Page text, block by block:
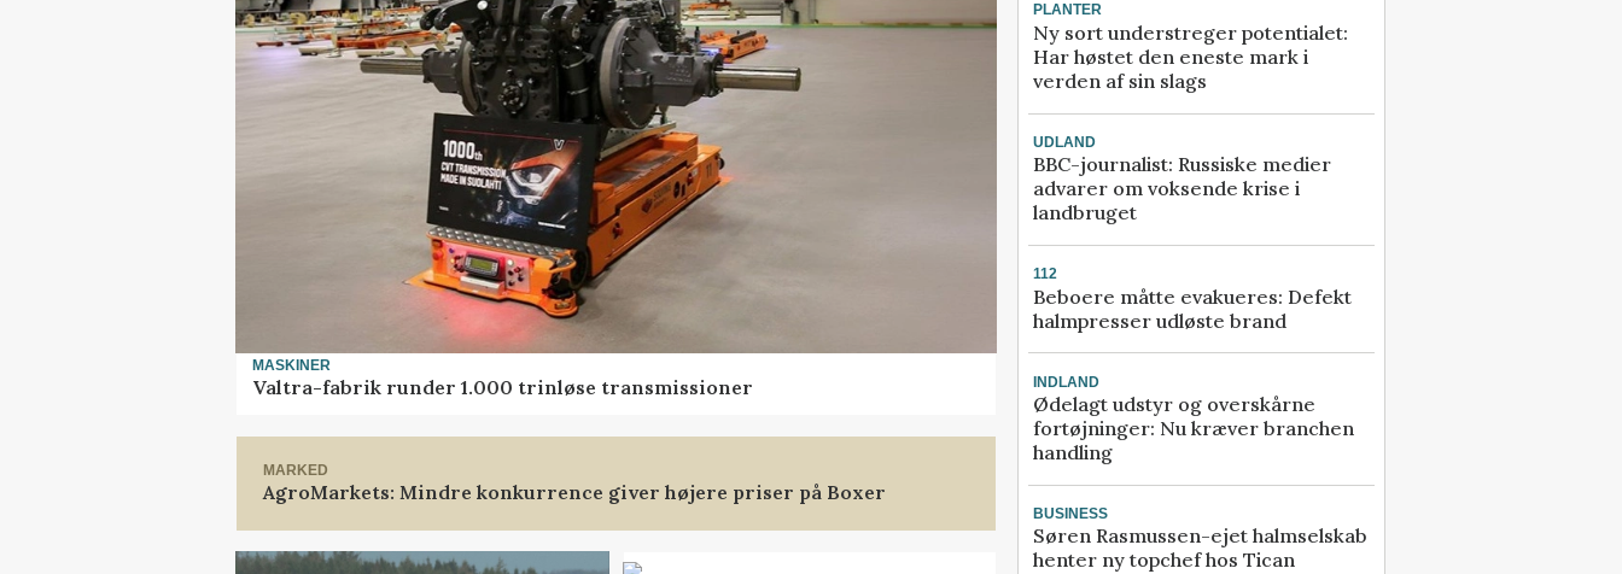
MASKINER
Valtra-fabrik runder 1.000 trinløse transmissioner
MARKED
AgroMarkets: Mindre konkurrence giver højere priser på Boxer
PLANTER
Ny sort understreger potentialet:
Har høstet den eneste mark i
verden af sin slags
UDLAND
BBC-journalist: Russiske medier
advarer om voksende krise i
landbruget
112
Beboere måtte evakueres: Defekt
halmpresser udløste brand
INDLAND
Ødelagt udstyr og overskårne
fortøjninger: Nu kræver branchen
handling
BUSINESS
Søren Rasmussen-ejet halmselskab
henter ny topchef hos Tican